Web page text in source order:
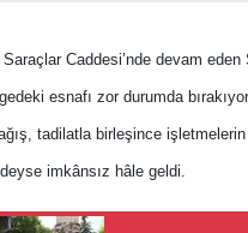
Saraçlar Caddesi’nde devam eden
esnafı zor durumda
tadilatla birleşince işletmelerin
imkânsız hâle geldi.